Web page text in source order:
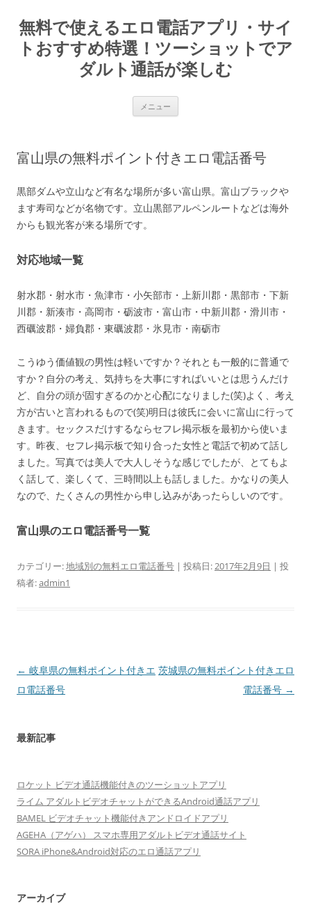
テ
ン
ツ
無料で使えるエロ電話アプリ・サイ
トおすすめ特選！ツーショットでア
ダルト通話が楽しむ
メニュー
富山県の無料ポイント付きエロ電話番号
黒部ダムや立山など有名な場所が多い富山県。富山ブラックや
ます寿司などが名物です。立山黒部アルペンルートなどは海外
からも観光客が来る場所です。
対応地域一覧
射水郡・射水市・魚津市・小矢部市・上新川郡・黒部市・下新
川郡・新湊市・高岡市・砺波市・富山市・中新川郡・滑川市・
西礪波郡・婦負郡・東礪波郡・氷見市・南砺市
こうゆう価値観の男性は軽いですか？それとも一般的に普通で
すか？自分の考え、気持ちを大事にすればいいとは思うんだけ
ど、自分の頭が固すぎるのかと心配になりました(笑)よく、考え
方が古いと言われるもので(笑)明日は彼氏に会いに富山に行って
きます。セックスだけするならセフレ掲示板を最初から使いま
す。昨夜、セフレ掲示板で知り合った女性と電話で初めて話し
ました。写真では美人で大人しそうな感じでしたが、とてもよ
く話して、楽しくて、三時間以上も話しました。かなりの美人
なので、たくさんの男性から申し込みがあったらしいのです。
富山県のエロ電話番号一覧
カテゴリー:地域別の無料エロ電話番号 | 投稿日:2017年2月9日 | 投
稿者:admin1
投
稿
シ
ョ
ン
← 岐阜県の無料ポイント付きエ
ロ電話番号
茨城県の無料ポイント付きエロ
電話番号 →
最新記事
ロケット ビデオ通話機能付きのツーショットアプリ
ライム アダルトビデオチャットができるAndroid通話アプリ
BAMEL ビデオチャット機能付きアンドロイドアプリ
AGEHA（アゲハ） スマホ専用アダルトビデオ通話サイト
SORA iPhone&Android対応のエロ通話アプリ
アーカイブ